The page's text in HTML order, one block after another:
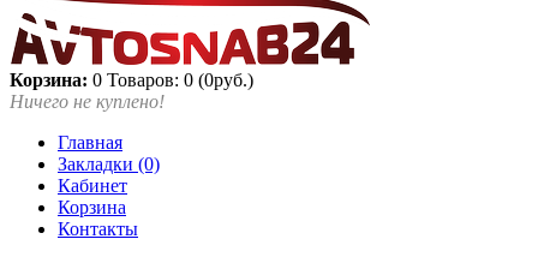
Корзина: 0 Товаров: 0 (0руб.)
Ничего не куплено!
Главная
Закладки (0)
Кабинет
Корзина
Контакты